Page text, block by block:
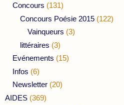
Concours (131)
Concours Poésie 2015 (122)
Vainqueurs (3)
littéraires (3)
Evénements (15)
Infos (6)
Newsletter (20)
AIDES (369)